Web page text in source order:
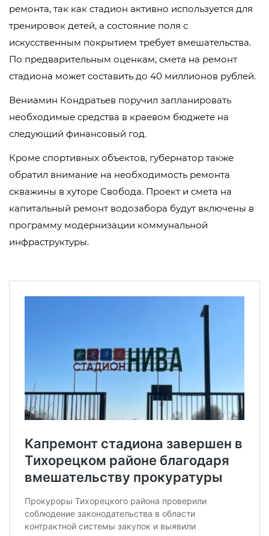
ремонта, так как стадион активно используется для
тренировок детей, а состояние поля с
искусственным покрытием требует вмешательства.
По предварительным оценкам, смета на ремонт
стадиона может составить до 40 миллионов рублей.
Вениамин Кондратьев поручил запланировать
необходимые средства в краевом бюджете на
следующий финансовый год.
Кроме спортивных объектов, губернатор также
обратил внимание на необходимость ремонта
скважины в хуторе Свобода. Проект и смета на
капитальный ремонт водозабора будут включены в
программу модернизации коммунальной
инфраструктуры.